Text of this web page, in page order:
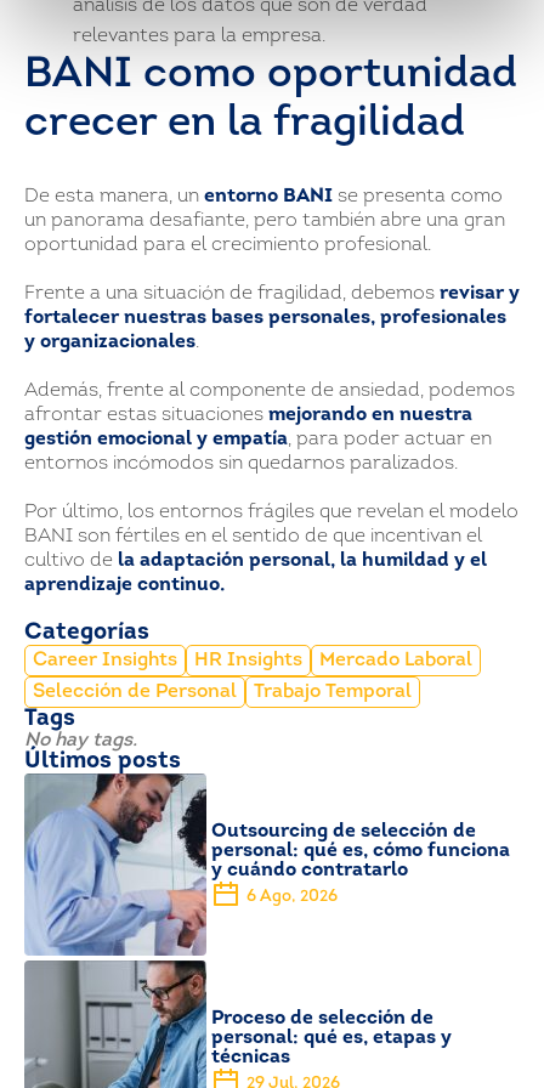
análisis de los datos que son de verdad
relevantes para la empresa.
BANI como oportunidad
crecer en la fragilidad
De esta manera, un entorno BANI se presenta como
un panorama desafiante, pero también abre una gran
oportunidad para el crecimiento profesional.
Frente a una situación de fragilidad, debemos revisar y
fortalecer nuestras bases personales, profesionales
y organizacionales.
Además, frente al componente de ansiedad, podemos
afrontar estas situaciones mejorando en nuestra
gestión emocional y empatía, para poder actuar en
entornos incómodos sin quedarnos paralizados.
Por último, los entornos frágiles que revelan el modelo
BANI son fértiles en el sentido de que incentivan el
cultivo de la adaptación personal, la humildad y el
aprendizaje continuo.
Categorías
Career Insights HR Insights
Mercado Laboral
Selección de Personal
Trabajo Temporal
Tags
No hay tags.
Últimos posts
Outsourcing de selección de
personal: qué es, cómo funciona
y cuándo contratarlo
6 Ago, 2026
Proceso de selección de
personal: qué es, etapas y
técnicas
29 Jul, 2026